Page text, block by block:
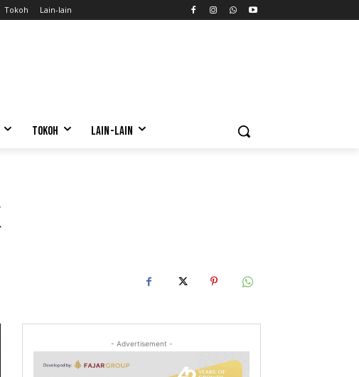
Tokoh Lain-lain
TOKOH LAIN-LAIN
- Advertisement -